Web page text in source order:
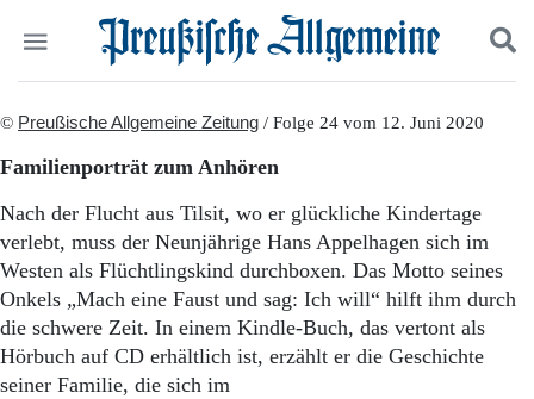
Politik
Wirtschaft
Panorama
Gesellschaft
Leben
Geschichte
Ostpreußen
Pommern
Berlin-Brandenburg
Schlesien
Suchen und finden
© Preußische Allgemeine Zeitung / Folge 24 vom 12. Juni 2020
Familienporträt zum Anhören
Nach der Flucht aus Tilsit, wo er glückliche Kindertage
verlebt, muss der Neunjährige Hans Appelhagen sich im
Westen als Flüchtlingskind durchboxen. Das Motto seines
Onkels „Mach eine Faust und sag: Ich will“ hilft ihm durch
die schwere Zeit. In einem Kindle-Buch, das vertont als
Hörbuch auf CD erhältlich ist, erzählt er die Geschichte
seiner Familie, die sich im